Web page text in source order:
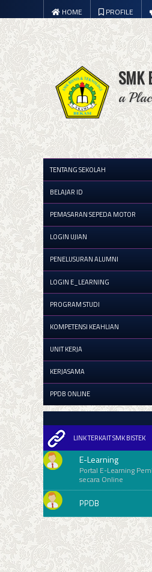
HOME PROFILE
SMK
a
TENTANG SEKOLAH
BELAJAR ID
PEMASARAN SEPEDA MOTOR
LOGIN UJIAN
PENELUSURAN ALUMNI
LOGIN E_LEARNING
PROGRAM STUDI
KOMPETENSI KEAHLIAN
UNIT KERJA
KERJASAMA
PPDB ONLINE
LINK TERKAIT SMK BISTEK
E-Learning
Portal E-Learning
secara Online
PPDB